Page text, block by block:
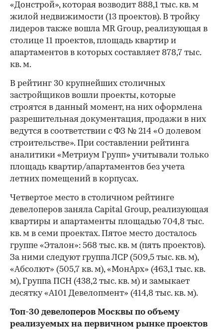
«Донстрой», которая возводит 888,1 тыс. кв. м
жилой недвижимости (13 проектов). В тройку
лидеров также вошла MR Group, реализующая в
столице 11 проектов, площадь квартир и
апартаментов в которых составляет 878,7 тыс.
кв. м.
В рейтинг 30 крупнейших столичных
застройщиков вошли проекты, которые
строятся в данный момент, на них оформлена
разрешительная документация, продажи в них
ведутся в соответствии с ФЗ № 214 «О долевом
строительстве». При составлении рейтинга
аналитики «Метриум Групп» учитывали только
площадь квартир/апартаментов без учета
летних помещений в корпусах.
Четвертое место в столичном рейтинге
девелоперов заняла Capital Group, реализующая
квартиры и апартаменты площадью 704,8 тыс.
кв. м в семи проектах. Пятое место досталось
группе «Эталон»: 568 тыс. кв. м (пять проектов).
За ними следуют группа ЛСР (509,5 тыс. кв. м),
«Абсолют» (505,7 кв. м), «МонАрх» (463,1 тыс. кв.
м), Группа ПСН (438,2 тыс. кв. м) и замыкает
десятку «А101 Девелопмент» (414,8 тыс. кв. м).
Топ-30 девелоперов Москвы по объему
реализуемых на первичном рынке проектов